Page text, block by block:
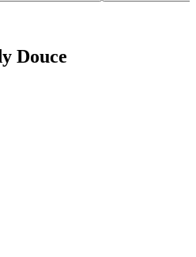
Douce